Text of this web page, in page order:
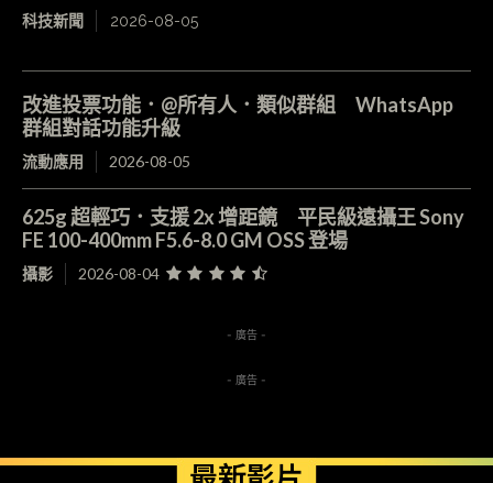
科技新聞 2026-08-05
改進投票功能．@所有人．類似群組 WhatsApp
群組對話功能升級
流動應用 2026-08-05
625g 超輕巧．支援 2x 增距鏡 平民級遠攝王 Sony
FE 100-400mm F5.6-8.0 GM OSS 登場
攝影 2026-08-04
- 廣告 -
- 廣告 -